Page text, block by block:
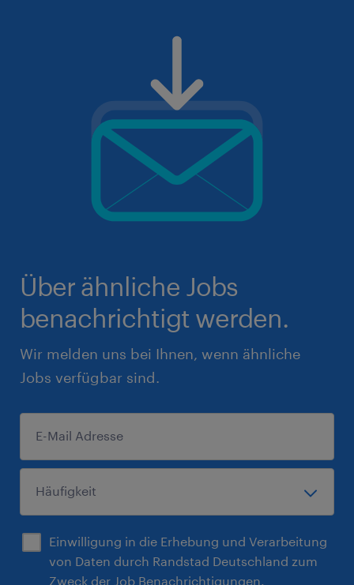
Über ähnliche Jobs
benachrichtigt werden.
Wir melden uns bei Ihnen, wenn ähnliche
Jobs verfügbar sind.
Einwilligung in die Erhebung und Verarbeitung
von Daten durch Randstad Deutschland zum
Zweck der Job Benachrichtigungen.